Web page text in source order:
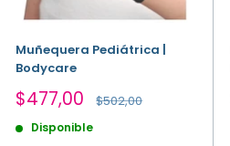
Muñequera Pediátrica |
Bodycare
Precio
de
venta
$477,00 Precio
habitual
$502,00
Disponible